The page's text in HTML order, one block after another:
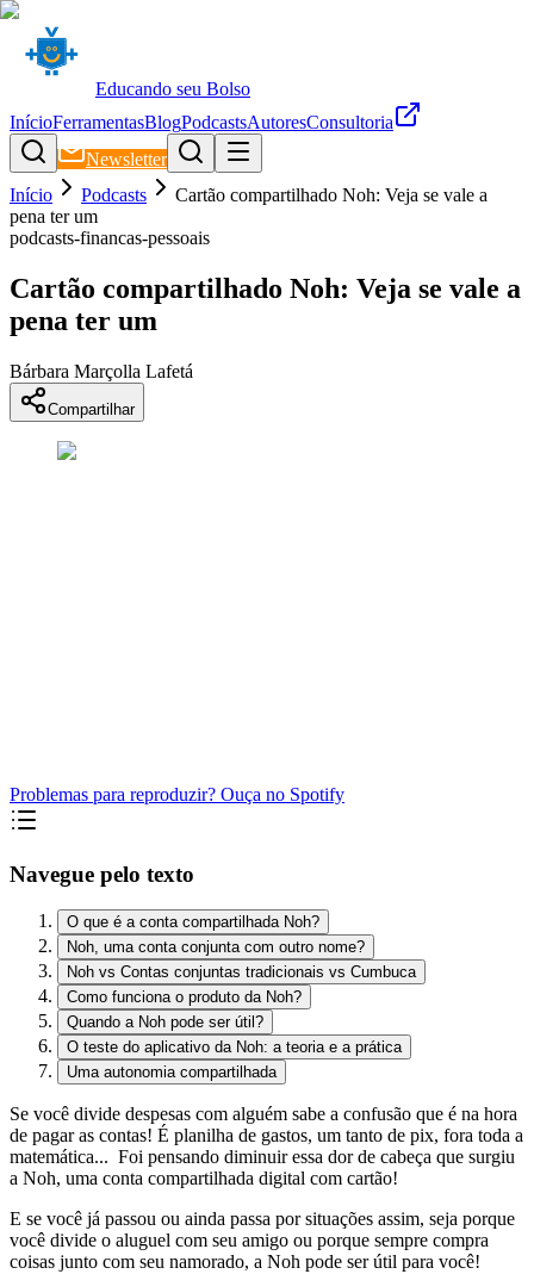
Educando seu Bolso
InícioFerramentasBlogPodcastsAutoresConsultoria
Newsletter
Início
Podcasts
Cartão compartilhado Noh: Veja se vale a
pena ter um
podcasts-financas-pessoais
Cartão compartilhado Noh: Veja se vale a
pena ter um
Bárbara Marçolla Lafetá
Compartilhar
Problemas para reproduzir? Ouça no Spotify
Navegue pelo texto
O que é a conta compartilhada Noh?
Noh, uma conta conjunta com outro nome?
Noh vs Contas conjuntas tradicionais vs Cumbuca
Como funciona o produto da Noh?
Quando a Noh pode ser útil?
O teste do aplicativo da Noh: a teoria e a prática
Uma autonomia compartilhada
Se você divide despesas com alguém sabe a confusão que é na hora
de pagar as contas! É planilha de gastos, um tanto de pix, fora toda a
matemática... Foi pensando diminuir essa dor de cabeça que surgiu
a Noh, uma conta compartilhada digital com cartão!
E se você já passou ou ainda passa por situações assim, seja porque
você divide o aluguel com seu amigo ou porque sempre compra
coisas junto com seu namorado, a Noh pode ser útil para você!